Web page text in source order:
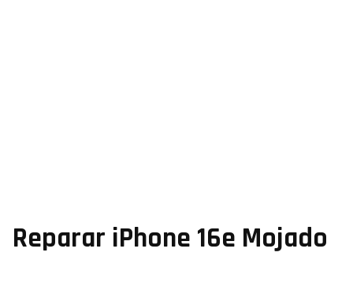
Reparar iPhone 16e Mojado